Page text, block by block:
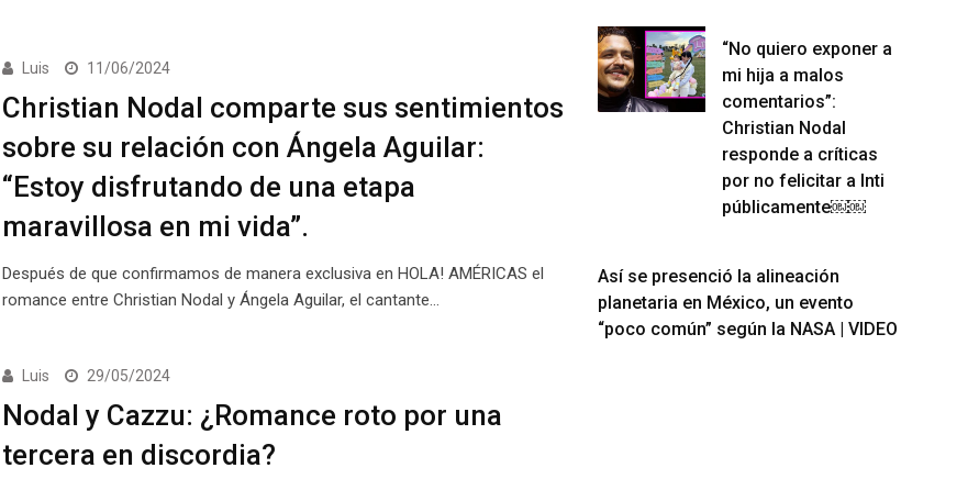
Luis 11/06/2024
Christian Nodal comparte sus sentimientos
sobre su relación con Ángela Aguilar:
“Estoy disfrutando de una etapa
maravillosa en mi vida”.
Después de que confirmamos de manera exclusiva en HOLA! AMÉRICAS el
romance entre Christian Nodal y Ángela Aguilar, el cantante…
Luis 29/05/2024
Nodal y Cazzu: ¿Romance roto por una
tercera en discordia?
“No quiero exponer a
mi hija a malos
comentarios”:
Christian Nodal
responde a críticas
por no felicitar a Inti
públicamente￼￼
Así se presenció la alineación
planetaria en México, un evento
“poco común” según la NASA | VIDEO